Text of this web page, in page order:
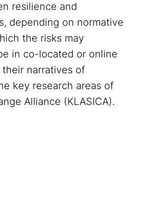
resilience and
depending on normative
the risks may
in co-located or online
narratives of
key research areas of
Alliance (KLASICA).